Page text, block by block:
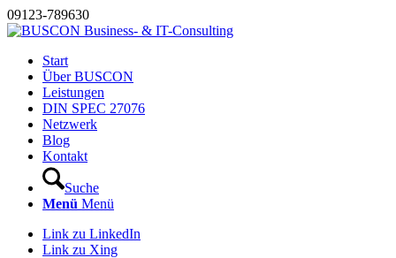
09123-789630
Start
Über BUSCON
Leistungen
DIN SPEC 27076
Netzwerk
Blog
Kontakt
Suche
Menü Menü
Link zu LinkedIn
Link zu Xing